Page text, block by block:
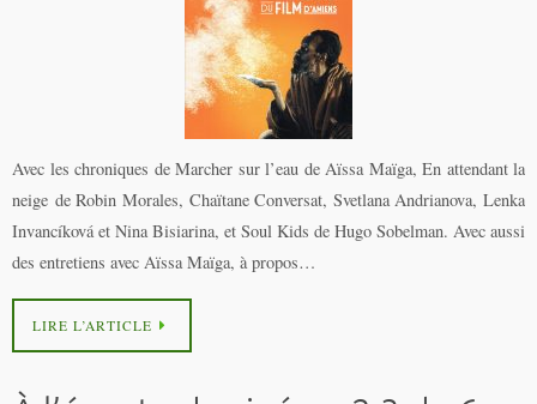
Avec les chroniques de Marcher sur l’eau de Aïssa Maïga, En attendant la
neige de Robin Morales, Chaïtane Conversat, Svetlana Andrianova, Lenka
Invancíková et Nina Bisiarina, et Soul Kids de Hugo Sobelman. Avec aussi
des entretiens avec Aïssa Maïga, à propos…
LIRE L’ARTICLE